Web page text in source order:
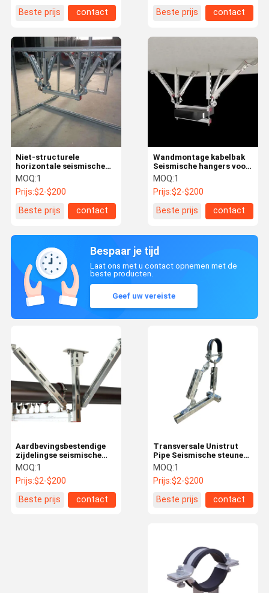
Beste prijs
contact
Beste prijs
contact
Niet-structurele
horizontale seismische
steunstukken
MOQ:1
Prijs:$2-$200
Beste prijs
contact
Wandmontage kabelbak
Seismische hangers voor
opgehangen plafonds
MOQ:1
Prijs:$2-$200
Beste prijs
contact
Bespaar je tijd
Laat ons met u contact opnemen met de
beste producten.
Geef uw vereiste
Transversale Unistrut
Pipe Seismische steunen
Bracing 316 roestvrij
staal Custom
MOQ:1
Prijs:$2-$200
Beste prijs
contact
Aardbevingsbestendige
zijdelingse seismische
beugelhangers
MOQ:1
Prijs:$2-$200
Beste prijs
contact